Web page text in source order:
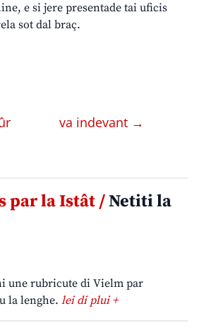
e si jere presentade tai uficis
sot dal braç.
va indevant →
par la Istât /Netiti la
une rubricute di Vielm par
la lenghe. lei di plui +